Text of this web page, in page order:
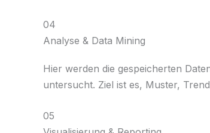
04
Analyse & Data Mining
Hier werden die gespeicherten
untersucht. Ziel ist es, Muster,
05